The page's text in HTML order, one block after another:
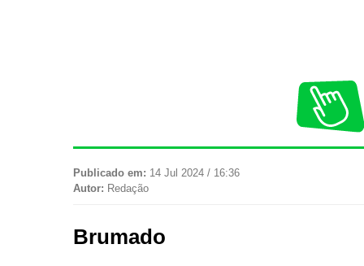
Publicado em: 14 Jul 2024 / 16:36
Autor: Redação
Brumado